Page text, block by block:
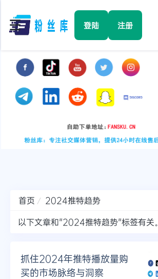
☰ 登陆 注册
首页
2024推特趋势
以下文章和"2024推特趋势"标签有关。
抓住2024年推特播放量购
买的市场脉络与洞察